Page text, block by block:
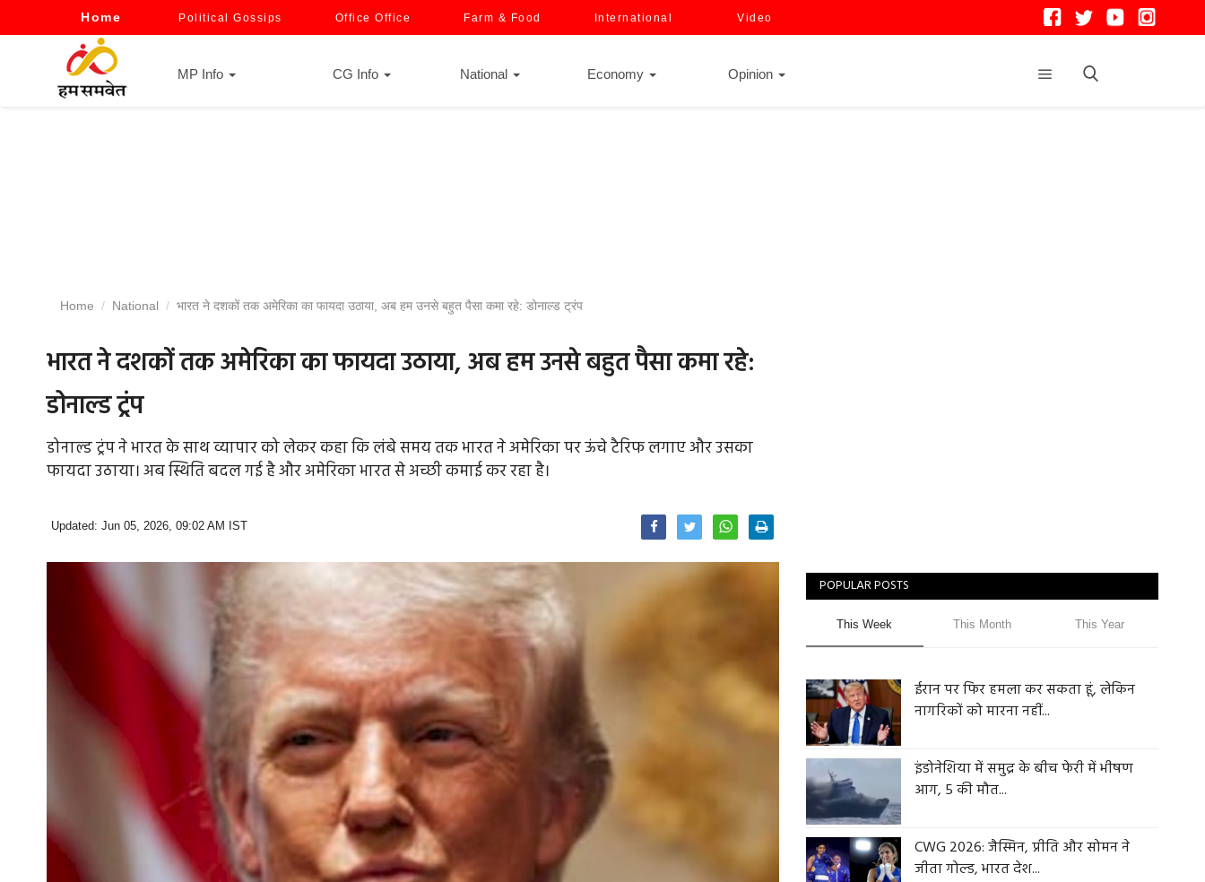
Home Political Gossips Office Office Farm & Food International Video
MP Info CG Info National Economy Opinion
Home National भारत ने दशकों तक अमेरिका का फायदा उठाया, अब हम उनसे बहुत पैसा कमा रहे: डोनाल्ड ट्रंप
भारत ने दशकों तक अमेरिका का फायदा उठाया, अब हम उनसे बहुत पैसा कमा रहे:
डोनाल्ड ट्रंप
डोनाल्ड ट्रंप ने भारत के साथ व्यापार को लेकर कहा कि लंबे समय तक भारत ने अमेरिका पर ऊंचे टैरिफ लगाए और उसका
फायदा उठाया। अब स्थिति बदल गई है और अमेरिका भारत से अच्छी कमाई कर रहा है।
Updated: Jun 05, 2026, 09:02 AM IST
POPULAR POSTS
This Week This Month This Year
ईरान पर फिर हमला कर सकता हूं, लेकिन
नागरिकों को मारना नहीं...
इंडोनेशिया में समुद्र के बीच फेरी में भीषण
आग, 5 की मौत...
CWG 2026: जैस्मिन, प्रीति और सोमन ने
जीता गोल्ड, भारत देश...